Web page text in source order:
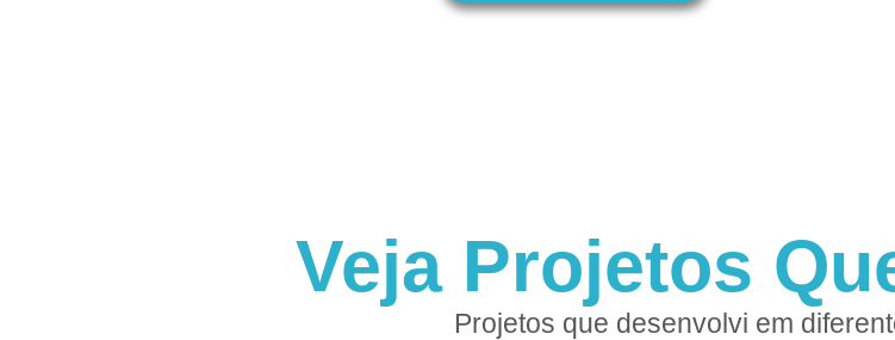
Veja Projetos
Projetos que desenvolvi em